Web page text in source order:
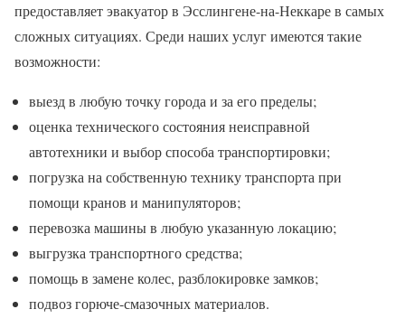
предоставляет эвакуатор в Эсслингене-на-Неккаре в самых
сложных ситуациях. Среди наших услуг имеются такие
возможности:
выезд в любую точку города и за его пределы;
оценка технического состояния неисправной
автотехники и выбор способа транспортировки;
погрузка на собственную технику транспорта при
помощи кранов и манипуляторов;
перевозка машины в любую указанную локацию;
выгрузка транспортного средства;
помощь в замене колес, разблокировке замков;
подвоз горюче-смазочных материалов.